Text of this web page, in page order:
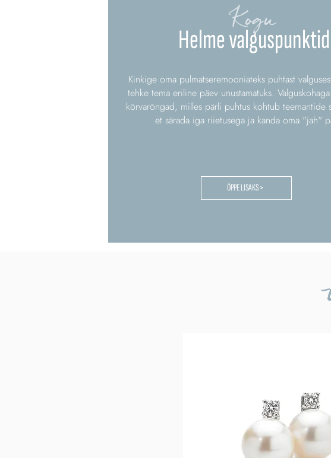
Helme valguspunktid
Kogu
Kinkige oma pulmatseremooniateks puhtast
tehke tema eriline päev unustamatuks.
kõrvarõngad, milles pärli puhtus kohtub teemantide
et särada iga riietusega ja kanda oma "jah"
ÕPPE LISAKS >